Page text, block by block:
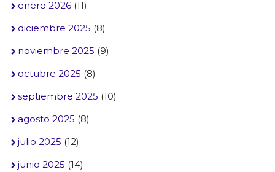
enero 2026(11)
diciembre 2025 (8)
noviembre 2025 (9)
octubre 2025 (8)
septiembre 2025 (10)
agosto 2025 (8)
julio 2025 (12)
junio 2025 (14)